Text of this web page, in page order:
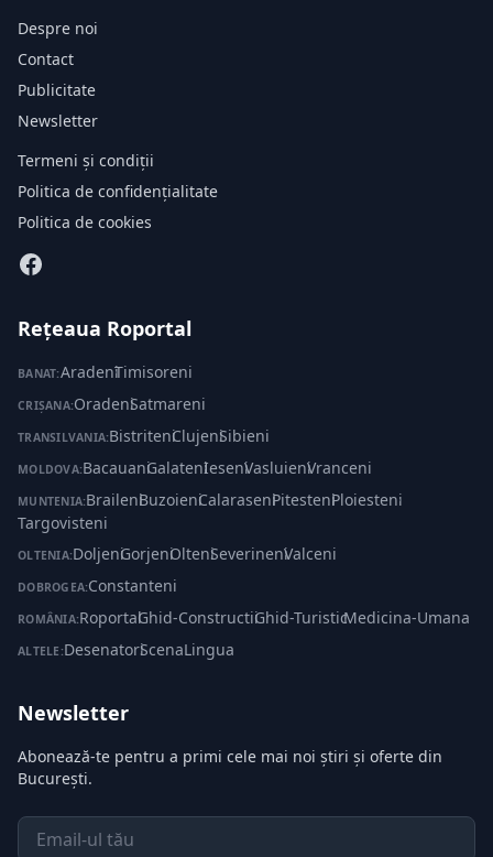
Despre noi
Contact
Publicitate
Newsletter
Termeni și condiții
Politica de confidențialitate
Politica de cookies
Rețeaua Roportal
BANAT:Aradeni·Timisoreni
CRIȘANA:Oradeni·Satmareni
TRANSILVANIA:Bistriteni·Clujeni·Sibieni
MOLDOVA:Bacauani·Galateni·Ieseni·Vasluieni·Vranceni
MUNTENIA:Braileni·Buzoieni·Calaraseni·Pitesteni·Ploiesteni·
Targovisteni
OLTENIA:Doljeni·Gorjeni·Olteni·Severineni·Valceni
DOBROGEA:Constanteni
ROMÂNIA:Roportal·Ghid-Constructii·Ghid-Turistic·Medicina-Umana
ALTELE:Desenatori·ScenaLingua
Newsletter
Abonează-te pentru a primi cele mai noi știri și oferte din
București.
Email